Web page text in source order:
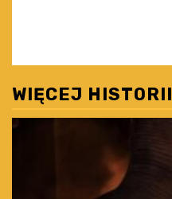
WIĘCEJ HISTORII